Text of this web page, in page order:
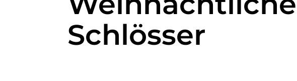
Schlösser